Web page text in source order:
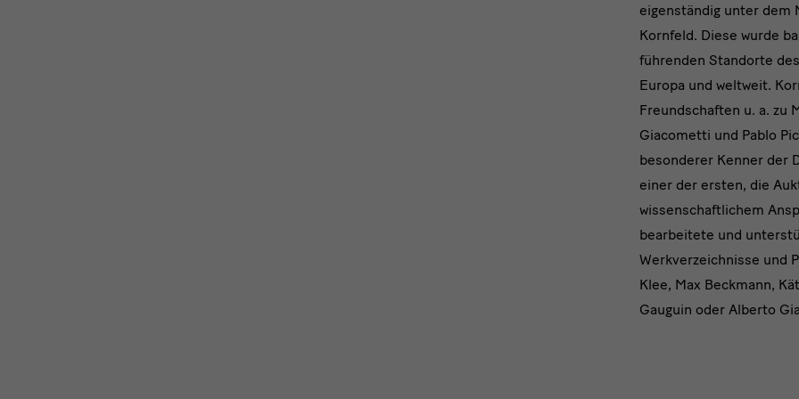
eigenständig unter dem
Kornfeld. Diese wurde
führenden Standorte
Europa und weltweit.
Freundschaften u. a. zu
Giacometti und Pablo
besonderer Kenner der
einer der ersten, die
wissenschaftlichem
bearbeitete und
Werkverzeichnisse und
Klee, Max Beckmann,
Gauguin oder Alberto